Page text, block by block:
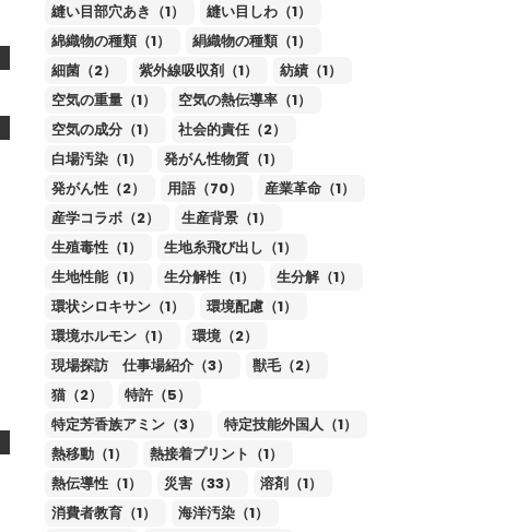
縫い目部穴あき（1）
縫い目しわ（1）
綿織物の種類（1）
絹織物の種類（1）
細菌（2）
紫外線吸収剤（1）
紡績（1）
空気の重量（1）
空気の熱伝導率（1）
空気の成分（1）
社会的責任（2）
白場汚染（1）
発がん性物質（1）
発がん性（2）
用語（70）
産業革命（1）
産学コラボ（2）
生産背景（1）
生殖毒性（1）
生地糸飛び出し（1）
生地性能（1）
生分解性（1）
生分解（1）
環状シロキサン（1）
環境配慮（1）
環境ホルモン（1）
環境（2）
現場探訪 仕事場紹介（3）
獣毛（2）
猫（2）
特許（5）
特定芳香族アミン（3）
特定技能外国人（1）
熱移動（1）
熱接着プリント（1）
熱伝導性（1）
災害（33）
溶剤（1）
消費者教育（1）
海洋汚染（1）